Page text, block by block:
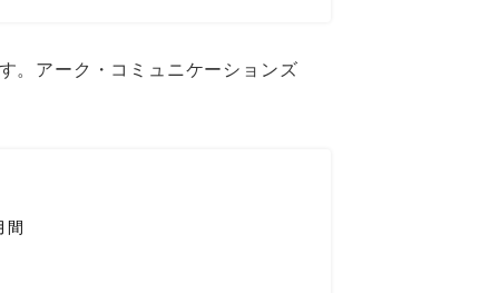
。アーク・コミュニケーションズ
間